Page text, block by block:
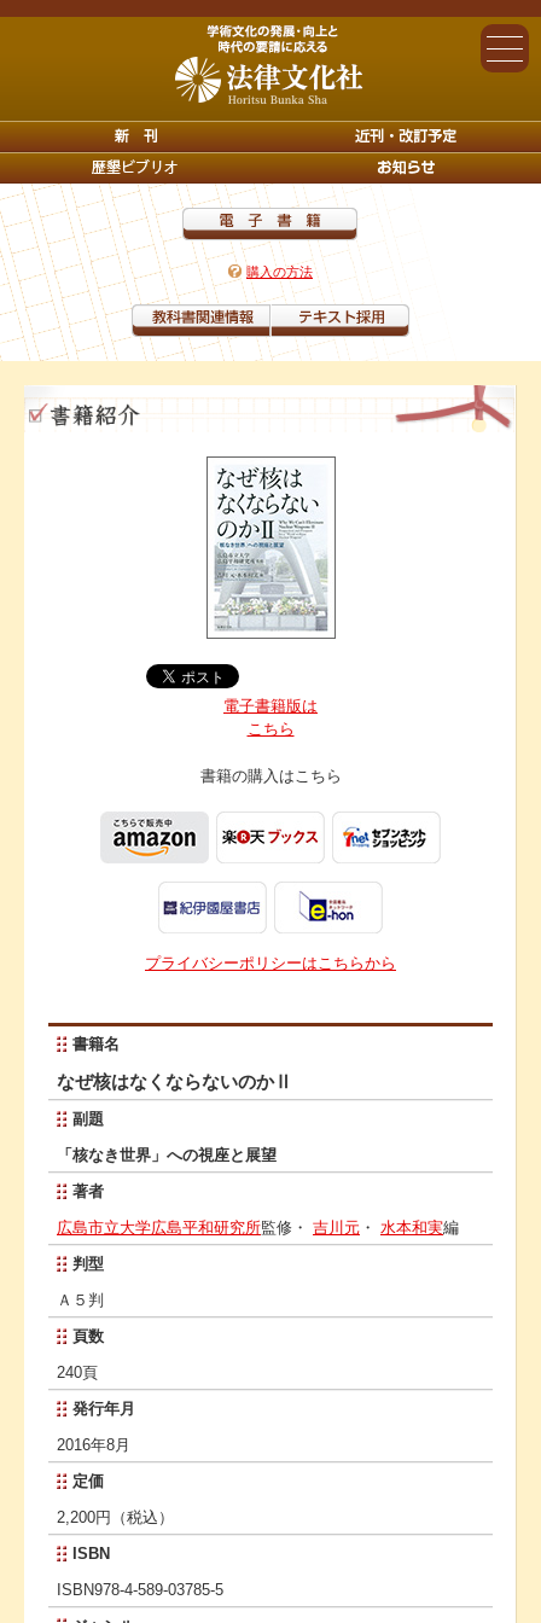
購入の方法
電子書籍版は
こちら
書籍の購入はこちら
プライバシーポリシーはこちらから
書籍名
なぜ核はなくならないのかⅡ
副題
「核なき世界」への視座と展望
著者
広島市立大学広島平和研究所監修・ 吉川元 ・ 水本和実編
判型
Ａ５判
頁数
240頁
発行年月
2016年8月
定価
2,200円（税込）
ISBN
ISBN978-4-589-03785-5